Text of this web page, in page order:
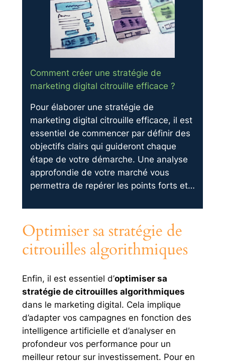
Comment créer une stratégie de
marketing digital citrouille efficace ?
Pour élaborer une stratégie de
marketing digital citrouille efficace, il est
essentiel de commencer par définir des
objectifs clairs qui guideront chaque
étape de votre démarche. Une analyse
approfondie de votre marché vous
permettra de repérer les points forts et…
Optimiser sa stratégie de
citrouilles algorithmiques
Enfin, il est essentiel d’optimiser sa
stratégie de citrouilles algorithmiques
dans le marketing digital. Cela implique
d’adapter vos campagnes en fonction des
intelligence artificielle et d’analyser en
profondeur vos performance pour un
meilleur retour sur investissement. Pour en